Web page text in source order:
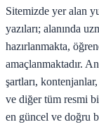
Sitemizde yer alan
yazıları; alanında
hazırlanmakta,
amaçlanmaktadır.
şartları,
ve diğer tüm resmi
en güncel ve doğru